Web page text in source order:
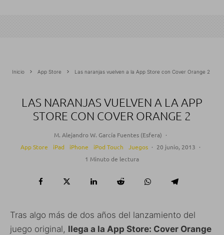
Inicio App Store Las naranjas vuelven a la App Store con Cover Orange 2
LAS NARANJAS VUELVEN A LA APP
STORE CON COVER ORANGE 2
M. Alejandro W. García Fuentes (Esfera) ·
App Store
iPad iPhone iPod Touch Juegos · 20 junio, 2013 ·
1 Minuto de lectura
Tras algo más de dos años del lanzamiento del
juego original, llega a la App Store: Cover Orange